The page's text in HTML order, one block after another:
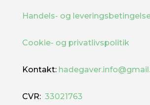
Handels- og
Cookie- og privatlivspolitik
Kontakt:
CVR: 33021763